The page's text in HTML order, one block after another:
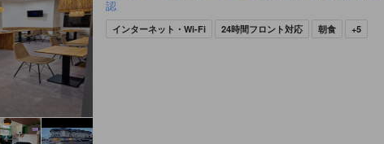
認
インターネット・Wi-Fi 24時間フロント対応 朝食 +5